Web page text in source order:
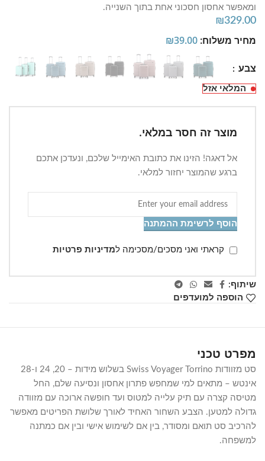
ומאפשר אחסון חסכוני אחת בתוך השנייה.
₪329.00
מחיר משלוח: ₪39.00
צבע
המלאי אזל
מוצר זה חסר במלאי.
אל דאגה! הזינו את כתובת האימייל שלכם, ונעדכן אתכם
ברגע שהמוצר יחזור למלאי.
הוסף לרשימת ההמתנה
קראתי ואני מסכים/מסכימה למדיניות פרטיות
שיתוף:
הוספה למועדפים
מפרט טכני
סט מזוודות Swiss Voyager Torrino בשלוש מידות – 20, 24 ו-28
אינטש – מתאים למי שמחפש פתרון אחסון ונסיעה שלם, החל
מטיסה קצרה עם תיק עלייה למטוס ועד חופשה ארוכה עם מזוודה
גדולה למטען. הצבע השחור האחיד לאורך שלושת הפריטים מאפשר
להרכיב סט תואם ומסודר, בין אם לשימוש אישי ובין אם כמתנה
למשפחה.